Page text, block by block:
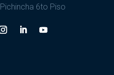
6to Piso